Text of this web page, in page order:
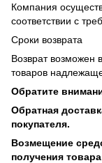
Компания
соответствии с
Сроки возврата
Возврат возможен
товаров
Обратите
Обратная
покупателя.
Возмещение
получения